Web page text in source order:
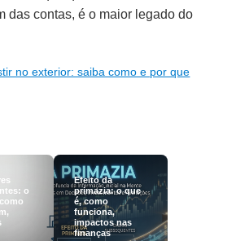
das contas, é o maior legado do
no exterior: saiba como e por que
o
Efeito da
primazia: o que
é, como
funciona,
impactos nas
finanças